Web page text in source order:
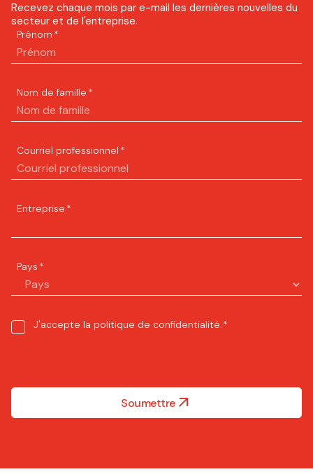
Recevez chaque mois par e-mail les dernières nouvelles du
secteur et de l'entreprise.
Prénom *
Nom de famille *
Courriel professionnel *
Entreprise *
Pays *
Consent*
J'accepte la politique de confidentialité.*
Soumettre